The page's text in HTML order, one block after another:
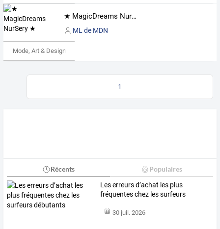
★ MagicDreams NurSery ★
ML de MDN
Mode, Art & Design
1
Récents Populaires
Les erreurs d’achat les plus
fréquentes chez les surfeurs
30 juil. 2026